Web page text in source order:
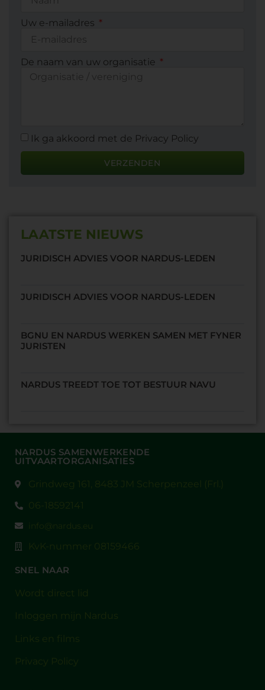
Uw e-mailadres
De naam van uw organisatie
Ik ga akkoord met de Privacy Policy
VERZENDEN
LAATSTE NIEUWS
JURIDISCH ADVIES VOOR NARDUS-LEDEN
JURIDISCH ADVIES VOOR NARDUS-LEDEN
BGNU EN NARDUS WERKEN SAMEN MET FYNER
JURISTEN
NARDUS TREEDT TOE TOT BESTUUR NAVU
NARDUS SAMENWERKENDE
UITVAARTORGANISATIES
Grindweg 161, 8483 JM Scherpenzeel (Frl.)
06-18592141
info@nardus.eu
KvK-nummer 08159466
SNEL NAAR
Wordt direct lid
Inloggen mijn Nardus
Links en films
Privacy Policy